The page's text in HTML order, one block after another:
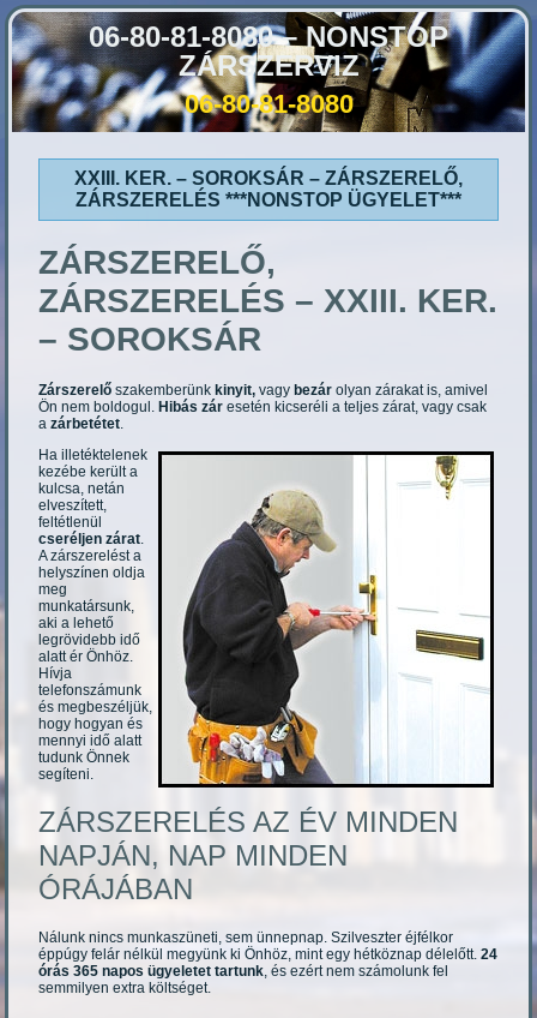
06-80-81-8080 – NONSTOP
ZÁRSZERVIZ
06-80-81-8080
XXIII. KER. – SOROKSÁR – ZÁRSZERELŐ,
ZÁRSZERELÉS ***NONSTOP ÜGYELET***
ZÁRSZERELŐ,
ZÁRSZERELÉS – XXIII. KER.
– SOROKSÁR
Zárszerelő szakemberünk kinyit, vagy bezár olyan zárakat is, amivel
Ön nem boldogul. Hibás zár esetén kicseréli a teljes zárat, vagy csak
azárbetétet.
Ha illetéktelenek
kezébe került a
kulcsa, netán
elveszített,
feltétlenül
cseréljen zárat.
A zárszerelést a
helyszínen oldja
meg
munkatársunk,
aki a lehető
legrövidebb idő
alatt ér Önhöz.
Hívja
telefonszámunk
és megbeszéljük,
hogy hogyan és
mennyi idő alatt
tudunk Önnek
segíteni.
ZÁRSZERELÉS AZ ÉV MINDEN
NAPJÁN, NAP MINDEN
ÓRÁJÁBAN
Nálunk nincs munkaszüneti, sem ünnepnap. Szilveszter éjfélkor
éppúgy felár nélkül megyünk ki Önhöz, mint egy hétköznap délelőtt.24
órás 365 napos ügyeletet tartunk, és ezért nem számolunk fel
semmilyen extra költséget.